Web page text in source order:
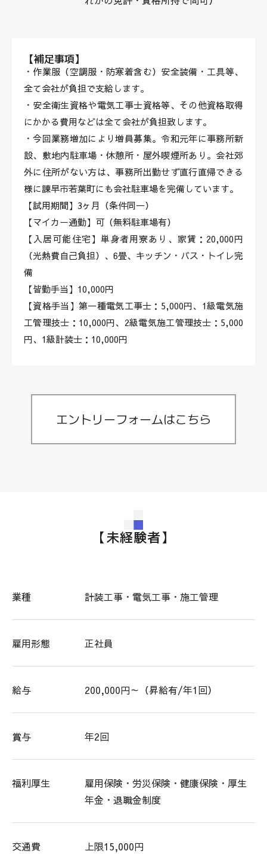
【補足事項】
・作業服（空調服・防寒着含む）安全装備・工具等、
全て会社が負担で支給します。
・安全衛生資格や電気工事士資格等、その他資格取得
にかかる費用などは全て会社が負担致します。
・今回業務増加により増員募集。令和元年に事務所新
設、敷地内駐車場・休憩所・屋外喫煙所あり。会社郊
外に住所がない方は、事務所出勤せず直行直帰できる
様に諫早市若葉町にも会社駐車場を完備しています。
【試用期間】3ヶ月（条件同一）
【マイカー通勤】可（無料駐車場有）
【入居可能住宅】単身者用寮あり、家賃：20,000円
（光熱費自己負担）、6畳、キッチン・バス・トイレ完
備
【皆勤手当】10,000円
【資格手当】第一種電気工事士：5,000円、1級電気施
工管理技士：10,000円、2級電気施工管理技士：5,000
円、1級計装士：10,000円
エントリーフォームはこちら
【未経験者】
業種
雇用形態
給与
賞与
福利厚生
交通費
計装工事・電気工事・施工管理
正社員
200,000円～（昇給有/年1回）
年2回
雇用保険・労災保険・健康保険・厚生
年金・退職金制度
上限15,000円